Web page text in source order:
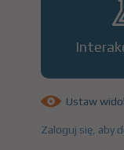
Ustaw
Zaloguj się, aby